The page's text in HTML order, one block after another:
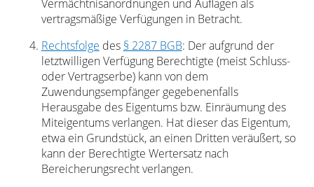
Vermächtnisanordnungen und Auflagen als
vertragsmäßige Verfügungen in Betracht.
Rechtsfolge des § 2287 BGB: Der aufgrund der
letztwilligen Verfügung Berechtigte (meist Schluss-
oder Vertragserbe) kann von dem
Zuwendungsempfänger gegebenenfalls
Herausgabe des Eigentums bzw. Einräumung des
Miteigentums verlangen. Hat dieser das Eigentum,
etwa ein Grundstück, an einen Dritten veräußert, so
kann der Berechtigte Wertersatz nach
Bereicherungsrecht verlangen.